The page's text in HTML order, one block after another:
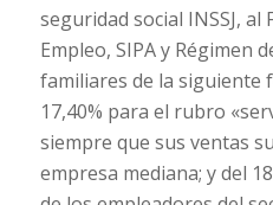
seguridad social INSSJ, al
Empleo, SIPA y Régimen
familiares de la siguiente
17,40% para el rubro
siempre que sus ventas
empresa mediana; y del